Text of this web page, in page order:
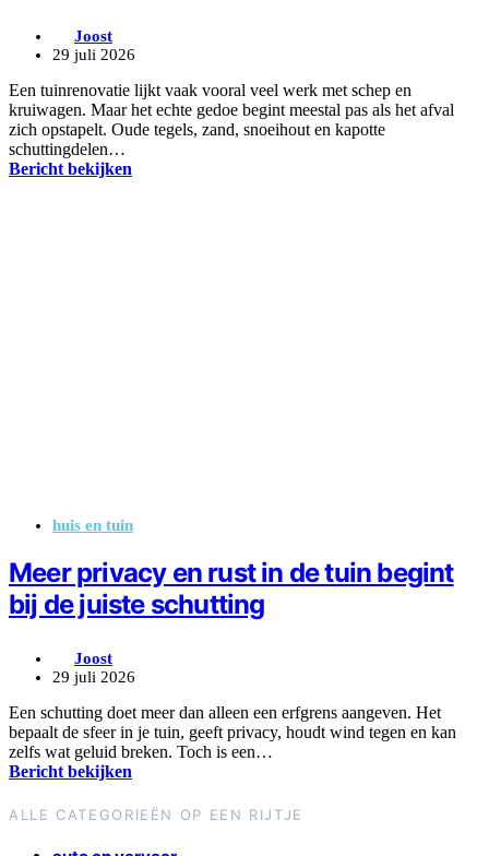
Joost
29 juli 2026
Een tuinrenovatie lijkt vaak vooral veel werk met schep en
kruiwagen. Maar het echte gedoe begint meestal pas als het afval
zich opstapelt. Oude tegels, zand, snoeihout en kapotte
schuttingdelen…
Bericht bekijken
huis en tuin
Meer privacy en rust in de tuin begint
bij de juiste schutting
Joost
29 juli 2026
Een schutting doet meer dan alleen een erfgrens aangeven. Het
bepaalt de sfeer in je tuin, geeft privacy, houdt wind tegen en kan
zelfs wat geluid breken. Toch is een…
Bericht bekijken
ALLE CATEGORIEËN OP EEN RIJTJE